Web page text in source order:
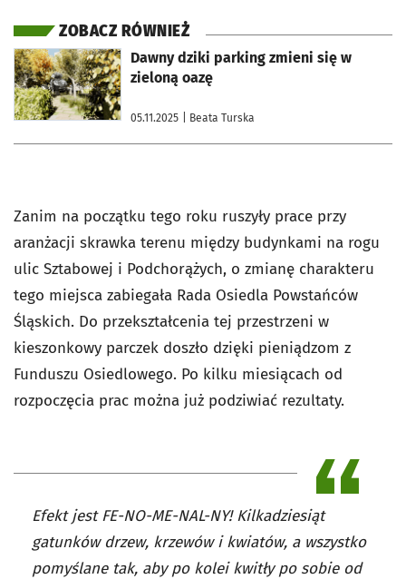
ZOBACZ RÓWNIEŻ
Dawny dziki parking zmieni się w
zieloną oazę
05.11.2025 | Beata Turska
otworzy się w nowej karcie
Zanim na początku tego roku ruszyły prace przy
aranżacji skrawka terenu między budynkami na rogu
ulic Sztabowej i Podchorążych, o zmianę charakteru
tego miejsca zabiegała Rada Osiedla Powstańców
Śląskich. Do przekształcenia tej przestrzeni w
kieszonkowy parczek doszło dzięki pieniądzom z
Funduszu Osiedlowego. Po kilku miesiącach od
rozpoczęcia prac można już podziwiać rezultaty.
Efekt jest FE-NO-ME-NAL-NY! Kilkadziesiąt
gatunków drzew, krzewów i kwiatów, a wszystko
pomyślane tak, aby po kolei kwitły po sobie od